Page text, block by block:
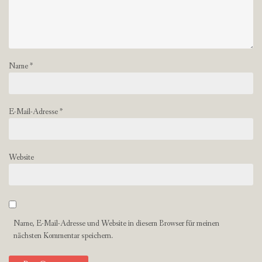
Name*
E-Mail-Adresse*
Website
Name, E-Mail-Adresse und Website in diesem Browser für meinen
nächsten Kommentar speichern.